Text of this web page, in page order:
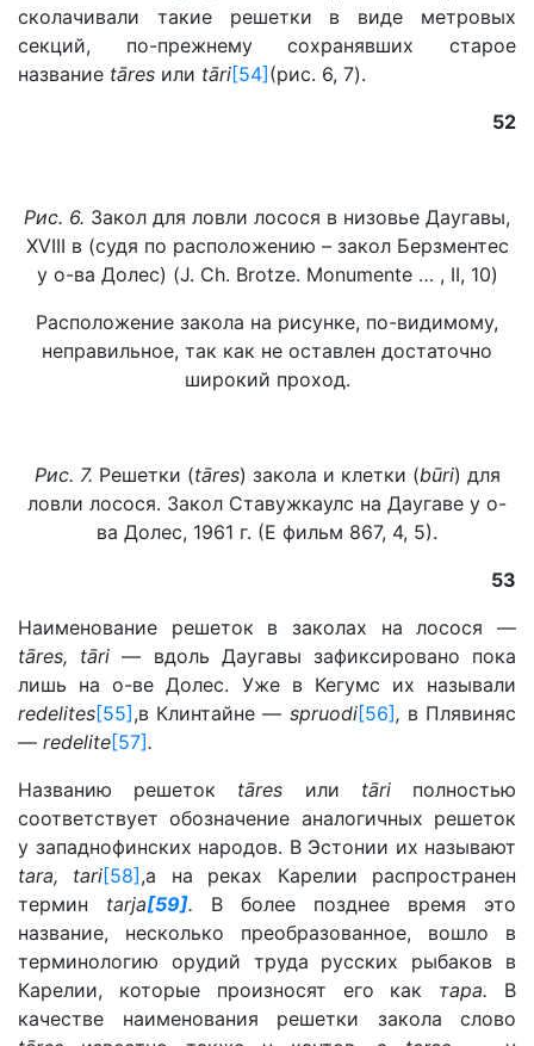
сколачивали такие решетки в виде метровых
секций, по-прежнему сохранявших старое
название tāres или tāri[54] (рис. 6, 7).
52
Рис. 6. Закол для ловли лосося в низовье Даугавы,
XVIII в (судя по расположению – закол Берзментес
у о-ва Долес) (J. Ch. Brotze. Monumente … , II, 10)
Расположение закола на рисунке, по-видимому,
неправильное, так как не оставлен достаточно
широкий проход.
Рис. 7. Решетки (tāres) закола и клетки (būri) для
ловли лосося. Закол Ставужкаулс на Даугаве у о-
ва Долес, 1961 г. (Е фильм 867, 4, 5).
53
Наименование решеток в заколах на лосося —
tāres, tāri— вдоль Даугавы зафиксировано пока
лишь на о-ве Долес. Уже в Кегумс их называли
redelites[55] ,в Клинтайне — spruodi[56] , в Плявиняс
— redelite[57].
Названию решеток tāres или tāri полностью
соответствует обозначение аналогичных решеток
у западнофинских народов. В Эстонии их называют
tara, tari[58] ,а на реках Карелии распространен
термин tarja[59]. В более позднее время это
название, несколько преобразованное, вошло в
терминологию орудий труда русских рыбаков в
Карелии, которые произносят его как тара. В
качестве наименования решетки закола слово